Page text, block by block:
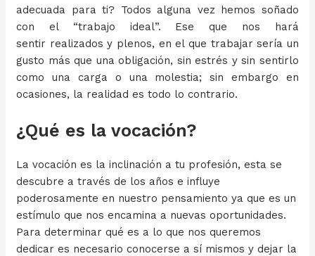
adecuada para ti? Todos alguna vez hemos soñado
con el “trabajo ideal”. Ese que nos hará
sentir realizados y plenos, en el que trabajar sería un
gusto más que una obligación, sin estrés y sin sentirlo
como una carga o una molestia; sin embargo en
ocasiones, la realidad es todo lo contrario.
¿Qué es la vocación?
La vocación es la inclinación a tu profesión, esta se
descubre a través de los años e influye
poderosamente en nuestro pensamiento ya que es un
estímulo que nos encamina a nuevas oportunidades.
Para determinar qué es a lo que nos queremos
dedicar es necesario conocerse a sí mismos y dejar la